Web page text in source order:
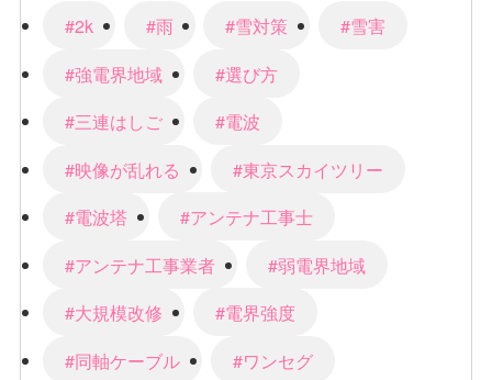
#2k #雨 #雪対策
#雪害
#強電界地域
#選び方
#三連はしご
#電波
#映像が乱れる
#東京スカイツリー
#電波塔
#アンテナ工事士
#アンテナ工事業者
#弱電界地域
#大規模改修
#電界強度
#同軸ケーブル
#ワンセグ